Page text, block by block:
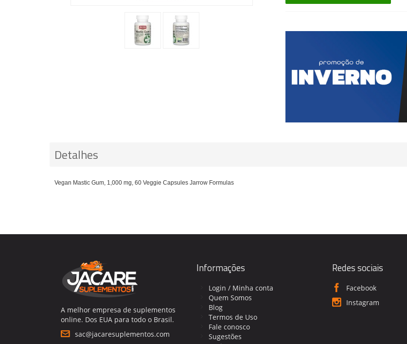
Detalhes
Vegan Mastic Gum, 1,000 mg, 60 Veggie Capsules Jarrow Formulas
A melhor empresa de suplementos
online. Dos EUA para todo o Brasil.
sac@jacaresuplementos.com
Informações
Login / Minha conta
Quem Somos
Blog
Termos de Uso
Fale conosco
Sugestões
Redes sociais
Facebook
Instagram